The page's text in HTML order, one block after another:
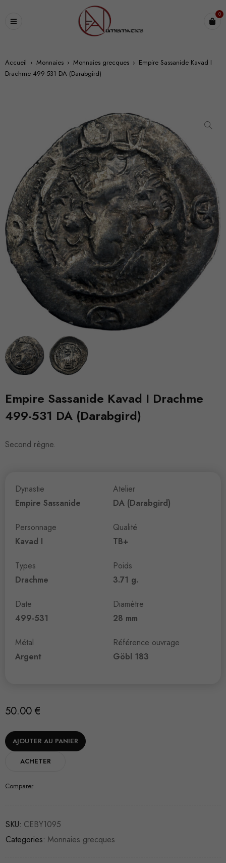
0
Accueil › Monnaies › Monnaies grecques › Empire Sassanide Kavad I
Drachme 499-531 DA (Darabgird)
Empire Sassanide Kavad I Drachme
499-531 DA (Darabgird)
Second règne.
Dynastie
Empire Sassanide
Personnage
Kavad I
Types
Drachme
Date
499-531
Métal
Argent
Atelier
DA (Darabgird)
Qualité
TB+
Poids
3.71 g.
Diamètre
28 mm
Référence ouvrage
Göbl 183
50.00 €
AJOUTER AU PANIER
ACHETER
Comparer
SKU: CEBY1095
Categories: Monnaies grecques